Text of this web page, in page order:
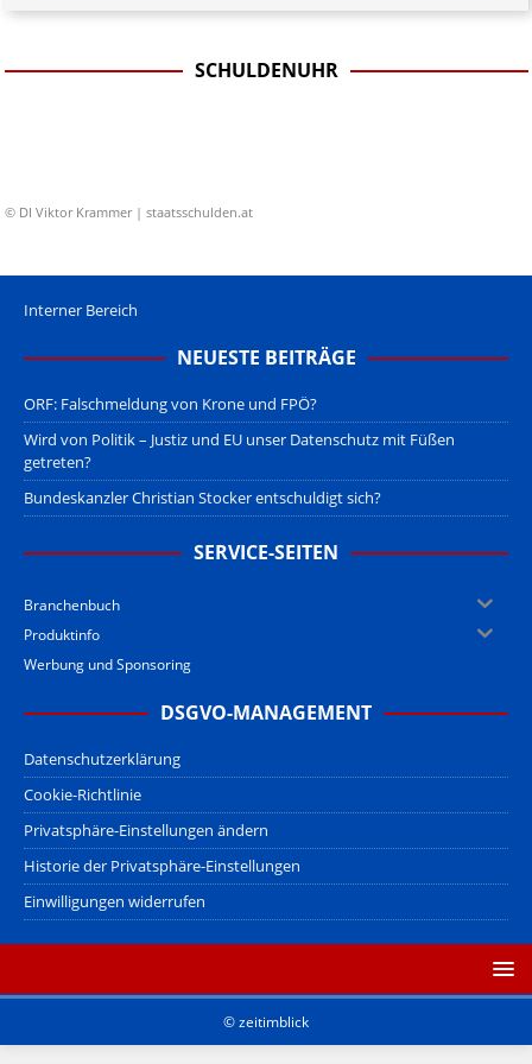
SCHULDENUHR
© DI Viktor Krammer | staatsschulden.at
Interner Bereich
NEUESTE BEITRÄGE
ORF: Falschmeldung von Krone und FPÖ?
Wird von Politik – Justiz und EU unser Datenschutz mit Füßen
getreten?
Bundeskanzler Christian Stocker entschuldigt sich?
SERVICE-SEITEN
Branchenbuch
Produktinfo
Werbung und Sponsoring
DSGVO-MANAGEMENT
Datenschutzerklärung
Cookie-Richtlinie
Privatsphäre-Einstellungen ändern
Historie der Privatsphäre-Einstellungen
Einwilligungen widerrufen
© zeitimblick